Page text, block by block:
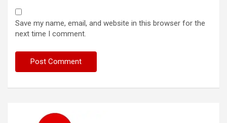
Save my name, email, and website in this browser for the
next time I comment.